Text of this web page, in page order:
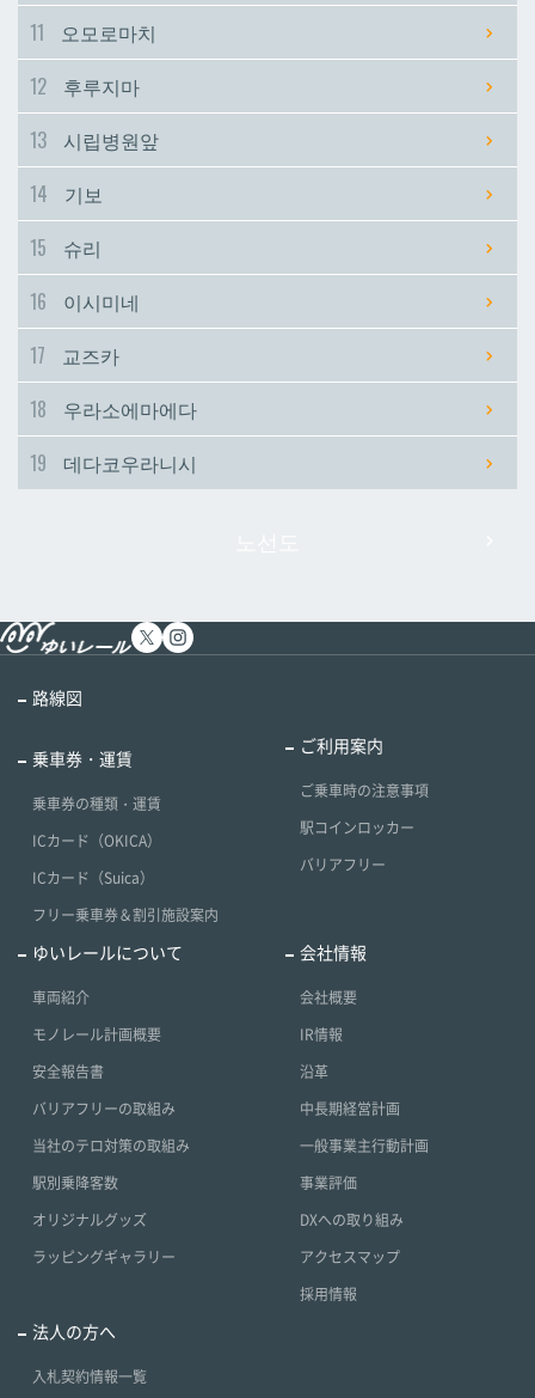
이시미네
데다코우라니시
이시미네
데다코우라니시
11
오모로마치
12
후루지마
13
시립병원앞
14
기보
15
슈리
16
이시미네
17
교즈카
18
우라소에마에다
19
데다코우라니시
路線図
乗車券・運賃
乗車券の種類・運賃
ICカード（OKICA）
ICカード（Suica）
フリー乗車券＆割引施設案内
ご利用案内
ご乗車時の注意事項
駅コインロッカー
バリアフリー
ゆいレールについて
車両紹介
モノレール計画概要
安全報告書
バリアフリーの取組み
当社のテロ対策の取組み
駅別乗降客数
オリジナルグッズ
ラッピングギャラリー
会社情報
会社概要
IR情報
沿革
中長期経営計画
一般事業主行動計画
事業評価
DXへの取り組み
アクセスマップ
採用情報
法人の方へ
入札契約情報一覧